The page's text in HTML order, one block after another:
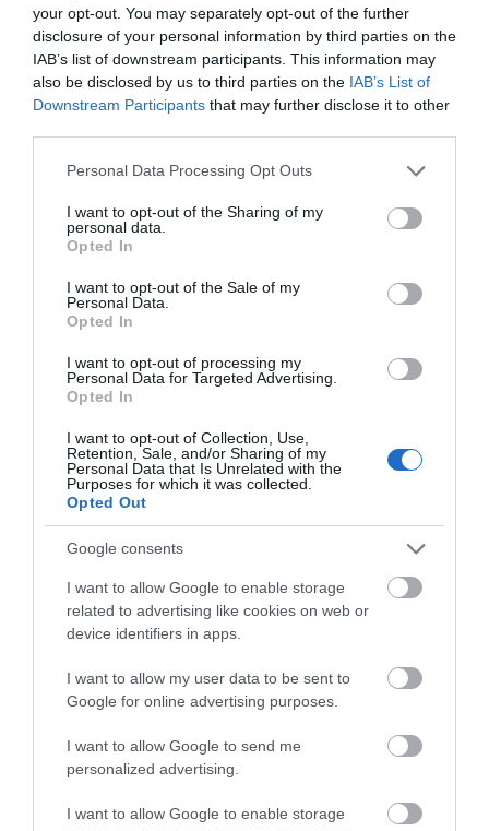
your opt-out. You may separately opt-out of the further
disclosure of your personal information by third parties on the
IAB’s list of downstream participants. This information may
also be disclosed by us to third parties on the IAB’s List of
Downstream Participants that may further disclose it to other
Please note that this website/app uses one or more Google
not limited to your visit or usage behaviour. You may click to
grant or deny consent to Google and its third-party tags to
use your data for below specified purposes in below Google
consent section.
Personal Data Processing Opt Outs
I want to opt-out of the Sharing of my
personal data.
Opted In
I want to opt-out of the Sale of my
Personal Data.
Opted In
I want to opt-out of processing my
Personal Data for Targeted Advertising.
Opted In
I want to opt-out of Collection, Use,
Retention, Sale, and/or Sharing of my
Personal Data that Is Unrelated with the
Purposes for which it was collected.
Opted Out
Google consents
I want to allow Google to enable storage
related to advertising like cookies on web or
device identifiers in apps.
I want to allow my user data to be sent to
Google for online advertising purposes.
I want to allow Google to send me
personalized advertising.
I want to allow Google to enable storage
Εύβοια: Η μαύρη επέτειος της
καταστροφικής πυρκαγιάς – Το
χρονικό της τραγωδίας
08.08.2026 | 20:00
καθιερωμένος έρανος για το
08.08.2026 | 19:40
οικονομικό πρόγραμμα της ΕΛ.Α.Σ.
στη Θεσσαλονίκη
08.08.2026 | 19:20
Κάνεις δεν ξεχνά τι έζησε η
Εύβοια πριν πέντε χρόνια
Σε δημοπρασία η μπάλα των
ιστορικών γκολ του Μαραντόνα
08.08.2026 | 18:40
Πάτρα: Θρήνος για
μωράκι μόλις 8 ημερών
Εορτολόγιο: Ποιοι
γιορτάζουν σήμερα,
Ο καιρός αλλάζει
πρόσωπο: Έρχονται
40άρια μαζί με
Νέο τροχαίο με υλικές
ζημιές